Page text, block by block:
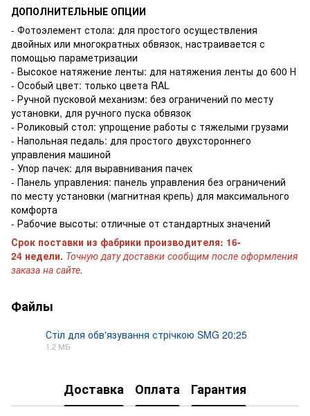
ДОПОЛНИТЕЛЬНЫЕ ОПЦИИ
- Фотоэлемент стола: для простого осуществления
двойных или многократных обвязок, настраивается с
помощью параметризации
- Высокое натяжение ленты: для натяжения ленты до 600 Н
- Особый цвет: только цвета RAL
- Ручной пусковой механизм: без ограничений по месту
установки, для ручного пуска обвязок
- Роликовый стол: упрощение работы с тяжелыми грузами
- Напольная педаль: для простого двухстороннего
управления машиной
- Упор пачек: для выравнивания пачек
- Панель управления: панель управления без ограничений
по месту установки (магнитная крепь) для максимального
комфорта
- Рабочие высоты: отличные от стандартных значений
Срок поставки из фабрики производителя: 16-
24 недели. Точную дату доставки сообщим после оформления
заказа на сайте.
Файлы
Стіл для обв'язування стрічкою SMG 20:25
1.2 МБ
Доставка Оплата Гарантия